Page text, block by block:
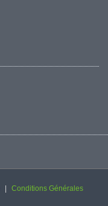
Conditions Générales